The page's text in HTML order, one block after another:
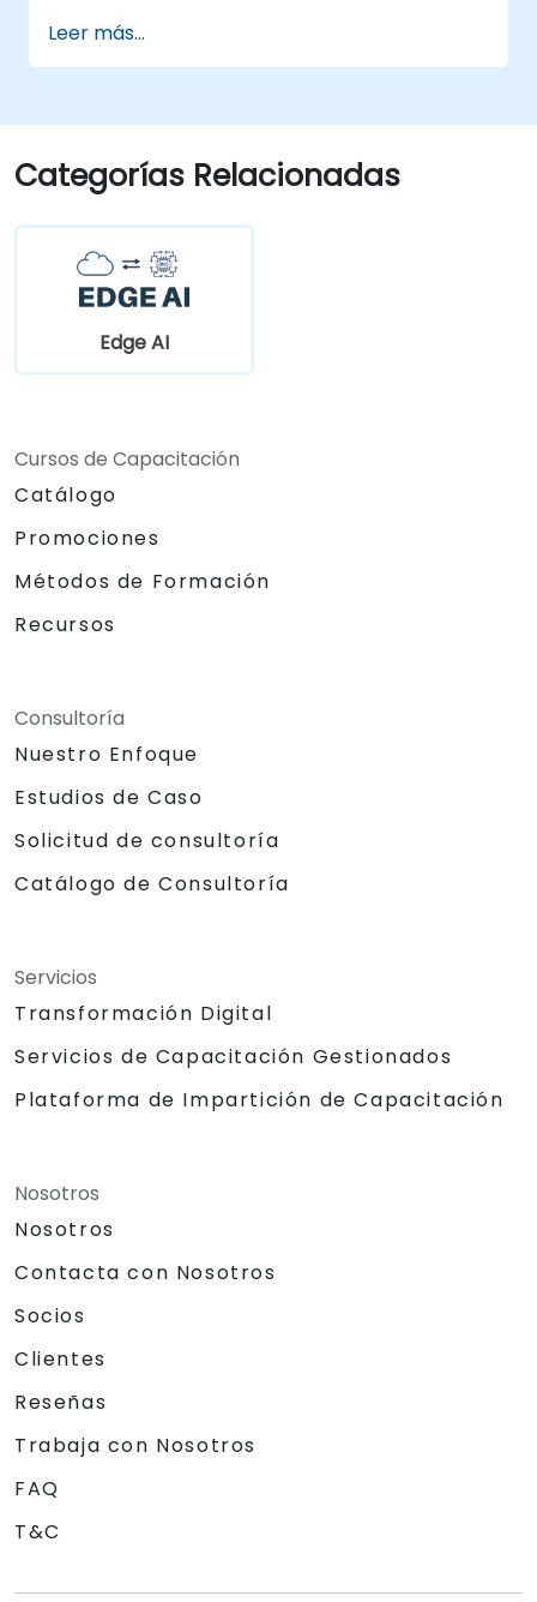
Leer más...
Categorías Relacionadas
Edge AI
Cursos de Capacitación
Catálogo
Promociones
Métodos de Formación
Recursos
Consultoría
Nuestro Enfoque
Estudios de Caso
Solicitud de consultoría
Catálogo de Consultoría
Servicios
Transformación Digital
Servicios de Capacitación Gestionados
Plataforma de Impartición de Capacitación
Nosotros
Nosotros
Contacta con Nosotros
Socios
Clientes
Reseñas
Trabaja con Nosotros
FAQ
T&C